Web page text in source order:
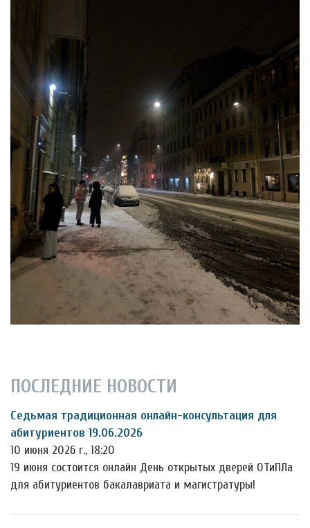
ПОСЛЕДНИЕ НОВОСТИ
Седьмая традиционная онлайн-консультация для
абитуриентов 19.06.2026
10 июня 2026 г., 18:20
19 июня состоится онлайн День открытых дверей ОТиПЛа
для абитуриентов бакалавриата и магистратуры!